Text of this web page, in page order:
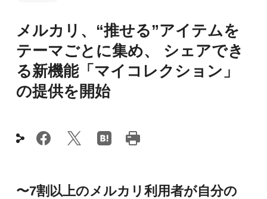
メルカリ、“推せる”アイテムを
テーマごとに集め、 シェアでき
る新機能「マイコレクション」
の提供を開始
〜7割以上のメルカリ利用者が自分の